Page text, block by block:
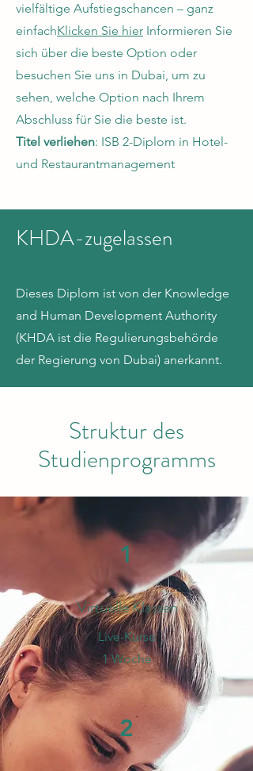
vielfältige Aufstiegschancen – ganz
einfachKlicken Sie hier Informieren Sie
sich über die beste Option oder
besuchen Sie uns in Dubai, um zu
sehen, welche Option nach Ihrem
Abschluss für Sie die beste ist.
Titel verliehen: ISB 2-Diplom in Hotel-
und Restaurantmanagement
KHDA-zugelassen
Dieses Diplom ist von der Knowledge
and Human Development Authority
(KHDA ist die Regulierungsbehörde
der Regierung von Dubai) anerkannt.
Struktur des
Studienprogramms
1
Virtuelle Klassen
Live-Kurse
1 Woche
2